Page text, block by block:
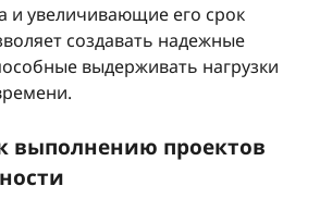
и увеличивающие его срок
создавать надежные
выдерживать нагрузки
выполнению проектов